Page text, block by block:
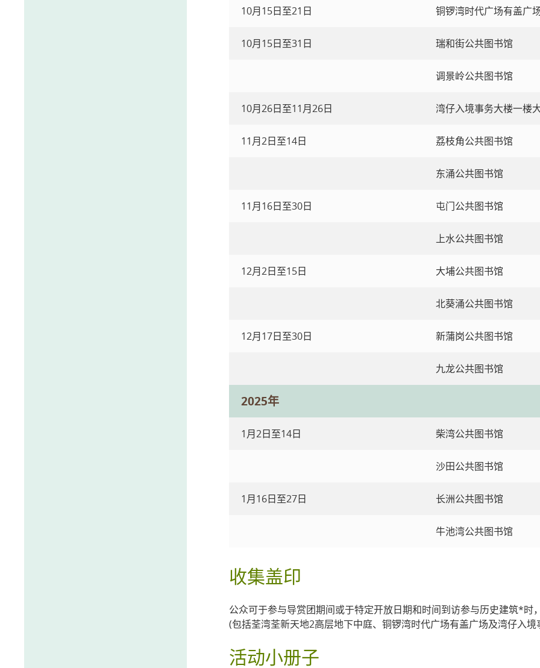
10月15日至21日 铜锣湾时代广场有盖广
10月15日至31日 瑞和街公共图书馆
调景岭公共图书馆
10月26日至11月26日 湾仔入境事务大楼一楼
11月2日至14日 荔枝角公共图书馆
东涌公共图书馆
11月16日至30日 屯门公共图书馆
上水公共图书馆
12月2日至15日 大埔公共图书馆
北葵涌公共图书馆
12月17日至30日 新蒲岗公共图书馆
九龙公共图书馆
2025年
1月2日至14日 柴湾公共图书馆
沙田公共图书馆
1月16日至27日 长洲公共图书馆
牛池湾公共图书馆
收集盖印
公众可于参与导赏团期间或于特定开放日期和时间到访参与历史建筑*
(包括荃湾荃新天地2高层地下中庭、铜锣湾时代广场有盖广场及湾仔入境
活动小册子